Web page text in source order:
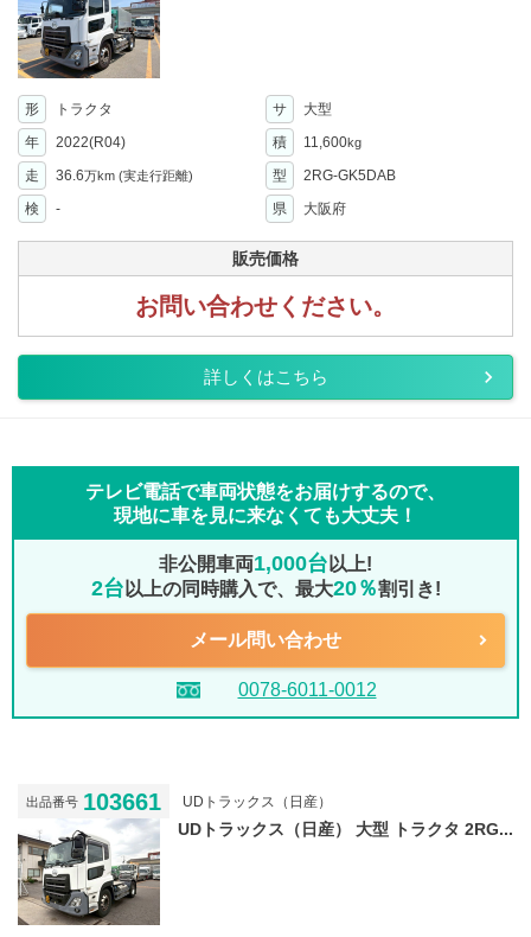
形 トラクタ サ
大型
年
2022(R04) 積 11,600kg
走 36.6万km (実走行距離) 型
2RG-GK5DAB
検
- 県 大阪府
販売価格
お問い合わせください。
詳しくはこちら
テレビ電話で車両状態をお届けするので、
現地に車を見に来なくても大丈夫！
非公開車両1,000台 以上!
2台 以上の同時購入で、最大20％割引き!
メール問い合わせ
0078-6011-0012
出品番号 103661 UDトラックス（日産）
UDトラックス（日産） 大型 トラクタ 2RG...